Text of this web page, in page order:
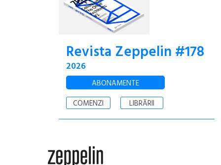
Revista Zeppelin #178
2026
ABONAMENTE
COMENZI
LIBRĂRII